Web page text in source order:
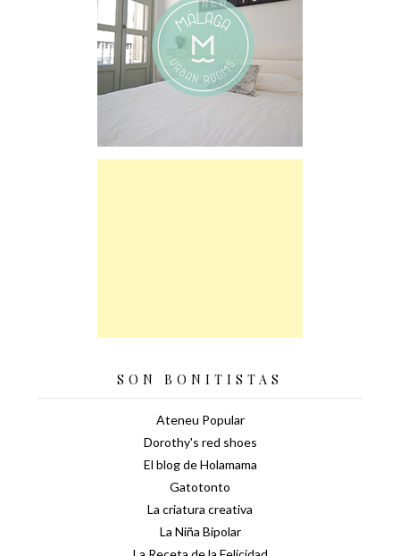
SON BONITISTAS
Ateneu Popular
Dorothy's red shoes
El blog de Holamama
Gatotonto
La criatura creativa
La Niña Bipolar